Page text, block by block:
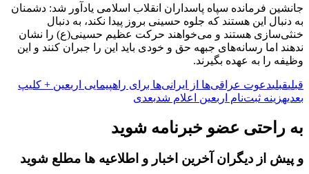
جانشین فرمانده سپاه پاسداران انقلاب اسلامی یادآور شد: دشمنان
به دنبال این هستند که جلوه حسینی بروز پیدا نکند، به دنبال
خنثی‌سازی هستند و می‌خواهند حرکت عظیم حسینی(ع) را نشان
ندهند اما رسانه‌های جبهه حق و خودی باید این را جبران کنند و این
وظیفه را به عهده بگیرند.
قبلیقبلیدعوت عراقی‌ها از ایرانی‌ها برای راهپیمایی اربعین + کلیپ
بعدیهزینه ثبت‌نام اربعین اعلام شدبعدی
به راحتی عضو خبرنامه شوید
و پیش از دیگران آخرین اخبار و اطلاعیه ها مطلع شوید